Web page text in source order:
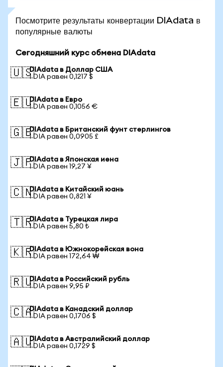
Посмотрите результаты конвертации DIAdata в
популярные валюты
Сегодняшний курс обмена DIAdata
🇺🇸DIAdata в Доллар США
1 DIA равен 0,1217 $
🇪🇺DIAdata в Евро
1 DIA равен 0,1056 €
🇬🇧DIAdata в Британский фунт стерлингов
1 DIA равен 0,0905 £
🇯🇵DIAdata в Японская иена
1 DIA равен 19,27 ¥
🇨🇳DIAdata в Китайский юань
1 DIA равен 0,821 ¥
🇹🇷DIAdata в Турецкая лира
1 DIA равен 5,80 ₺
🇰🇷DIAdata в Южнокорейская вона
1 DIA равен 172,64 ₩
🇷🇺DIAdata в Российский рубль
1 DIA равен 9,95 ₽
🇨🇦DIAdata в Канадский доллар
1 DIA равен 0,1706 $
🇦🇺DIAdata в Австралийский доллар
1 DIA равен 0,1729 $